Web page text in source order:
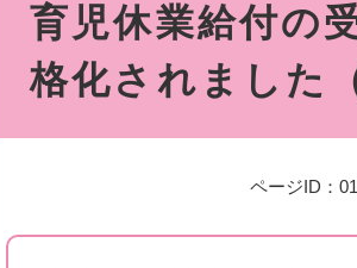
育児休業給付の
格化されました
ページID：